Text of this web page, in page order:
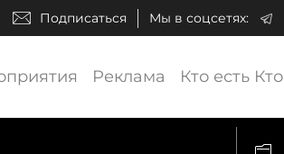
Подписаться Мы в соцсетях:
Реклама Кто есть Кто